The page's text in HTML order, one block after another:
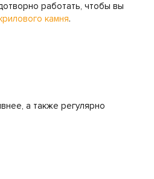
работать, чтобы вы
камня.
а также регулярно